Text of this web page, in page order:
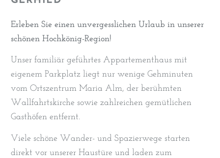
Erleben Sie einen unvergesslichen Urlaub in unserer
schönen Hochkönig-Region!
Unser familiär geführtes Appartementhaus mit
eigenem Parkplatz liegt nur wenige Gehminuten
vom Ortszentrum Maria Alm, der berühmten
Wallfahrtskirche sowie zahlreichen gemütlichen
Gasthöfen entfernt.
Viele schöne Wander- und Spazierwege starten
direkt vor unserer Haustüre und laden zum